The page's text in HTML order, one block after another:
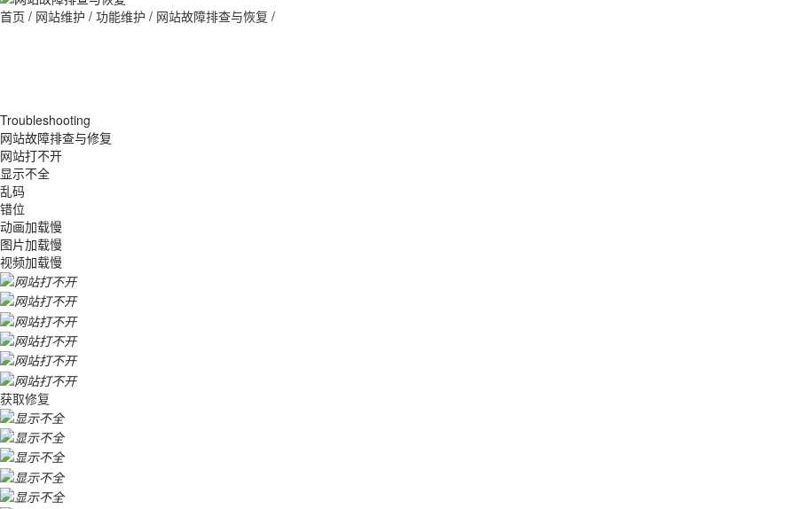
首页 / 网站维护 / 功能维护 / 网站故障排查与恢复 /
Troubleshooting
网站故障排查与修复
网站打不开
显示不全
乱码
错位
动画加载慢
图片加载慢
视频加载慢
获取修复